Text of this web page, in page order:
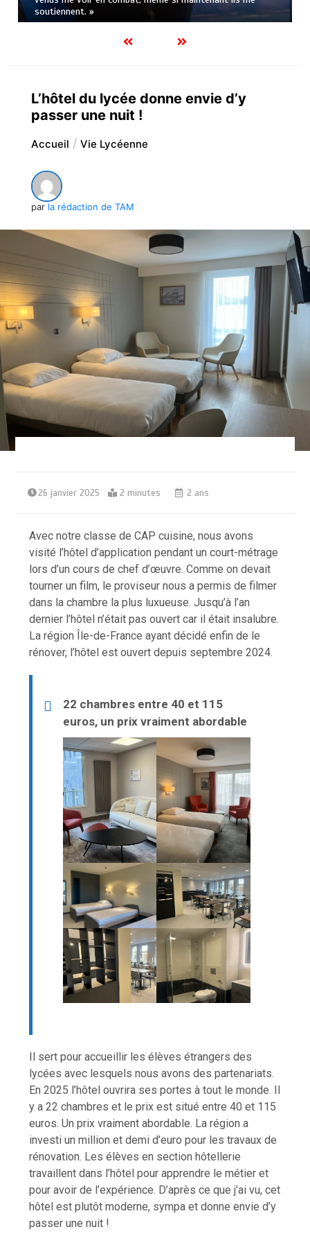
soutiennent. »
L’hôtel du lycée donne envie d’y
passer une nuit !
Accueil Vie Lycéenne
par la rédaction de TAM
26 janvier 2025 2 minutes 2 ans
Avec notre classe de CAP cuisine, nous avons
visité l’hôtel d’application pendant un court-métrage
lors d’un cours de chef d’œuvre. Comme on devait
tourner un film, le proviseur nous a permis de filmer
dans la chambre la plus luxueuse. Jusqu’à l’an
dernier l’hôtel n’était pas ouvert car il était insalubre.
La région Île-de-France ayant décidé enfin de le
rénover, l’hôtel est ouvert depuis septembre 2024.
22 chambres entre 40 et 115
euros, un prix vraiment abordable
Il sert pour accueillir les élèves étrangers des
lycées avec lesquels nous avons des partenariats.
En 2025 l’hôtel ouvrira ses portes à tout le monde. Il
y a 22 chambres et le prix est situé entre 40 et 115
euros. Un prix vraiment abordable. La région a
investi un million et demi d’euro pour les travaux de
rénovation. Les élèves en section hôtellerie
travaillent dans l’hôtel pour apprendre le métier et
pour avoir de l’expérience. D’après ce que j’ai vu, cet
hôtel est plutôt moderne, sympa et donne envie d’y
passer une nuit !